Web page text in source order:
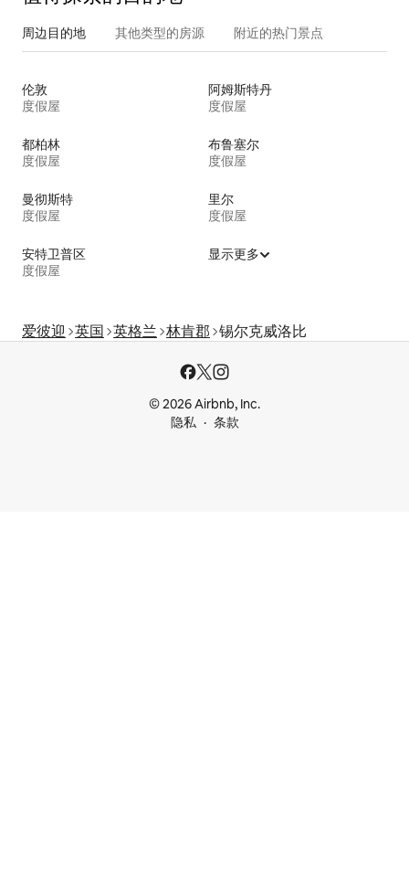
周边目的地 其他类型的房源 附近的热门景点
伦敦
度假屋
阿姆斯特丹
度假屋
都柏林
度假屋
布鲁塞尔
度假屋
曼彻斯特
度假屋
里尔
度假屋
安特卫普区
度假屋
显示更多
爱彼迎 英国 英格兰 林肯郡 锡尔克威洛比
© 2026 Airbnb, Inc.
隐私
条款